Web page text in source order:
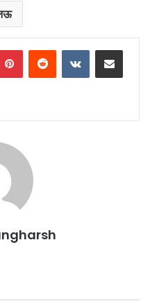
PinterestReddit VKontakteShare via Email